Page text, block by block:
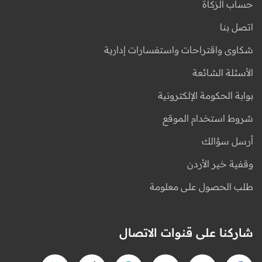
حساب الزكاة
اتصل بنا
شكاوى واقتراحات واستفسارات إدارية
الأسئلة الشائعة
بوابة الحكومة الإلكترونية
شروط استخدام الموقع
أرسل سؤالك
وقفية خير الأردن
طلب الحصول على معلومة
شاركنا على قنوات الاتصال